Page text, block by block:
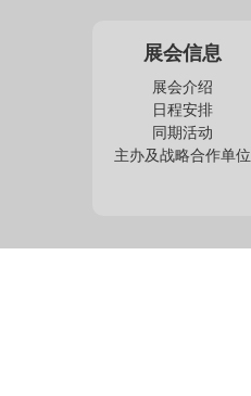
展会信息
展会介绍
日程安排
同期活动
主办及战略合作单位